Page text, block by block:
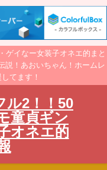
ゲイなー女装子オネエ的まと
説！あおいちゃん！ホームレ
てます！
ル2！！50
童貞ギン
オネエ的